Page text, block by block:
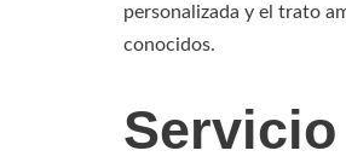
personalizada y el trato
conocidos.